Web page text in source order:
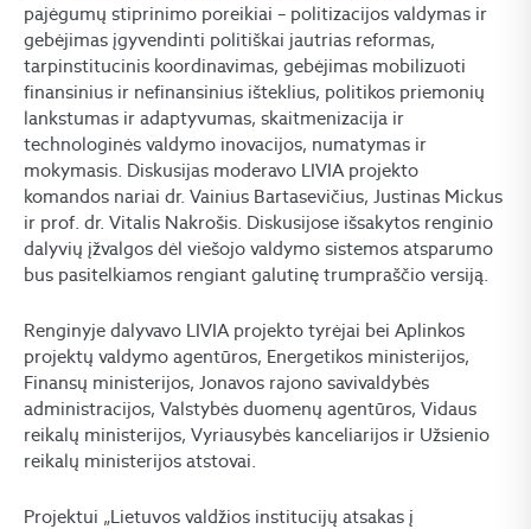
pajėgumų stiprinimo poreikiai – politizacijos valdymas ir
gebėjimas įgyvendinti politiškai jautrias reformas,
tarpinstitucinis koordinavimas, gebėjimas mobilizuoti
finansinius ir nefinansinius išteklius, politikos priemonių
lankstumas ir adaptyvumas, skaitmenizacija ir
technologinės valdymo inovacijos, numatymas ir
mokymasis. Diskusijas moderavo LIVIA projekto
komandos nariai dr. Vainius Bartasevičius, Justinas Mickus
ir prof. dr. Vitalis Nakrošis. Diskusijose išsakytos renginio
dalyvių įžvalgos dėl viešojo valdymo sistemos atsparumo
bus pasitelkiamos rengiant galutinę trumpraščio versiją.
Renginyje dalyvavo LIVIA projekto tyrėjai bei Aplinkos
projektų valdymo agentūros, Energetikos ministerijos,
Finansų ministerijos, Jonavos rajono savivaldybės
administracijos, Valstybės duomenų agentūros, Vidaus
reikalų ministerijos, Vyriausybės kanceliarijos ir Užsienio
reikalų ministerijos atstovai.
Projektui „Lietuvos valdžios institucijų atsakas į